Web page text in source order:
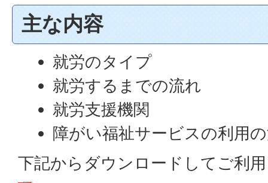
主な内容
就労のタイプ
就労するまでの流れ
就労支援機関
障がい福祉サービスの利用
下記からダウンロードしてご利